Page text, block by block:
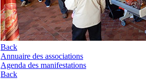
Back
Annuaire des associations
Agenda des manifestations
Back